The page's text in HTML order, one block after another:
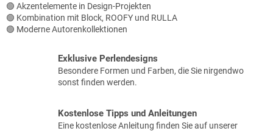
🟢 Akzentelemente in Design-Projekten
🟢 Kombination mit Block, ROOFY und RULLA
🟢 Moderne Autorenkollektionen
Exklusive Perlendesigns
Besondere Formen und Farben, die Sie nirgendwo
sonst finden werden.
Kostenlose Tipps und Anleitungen
Eine kostenlose Anleitung finden Sie auf unserer